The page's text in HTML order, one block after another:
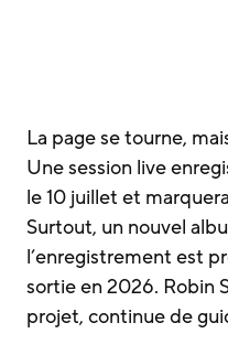
La page se tourne,
Une session live
le 10 juillet et
Surtout, un nouvel
l’enregistrement est
sortie en 2026. Robin
projet, continue de